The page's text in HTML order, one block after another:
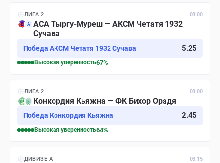
ЛИГА 2 08:00
А АСА Тыргу-Муреш — АКСМ Четатя 1932
Сучава
Победа АКСМ Четатя 1932 Сучава 5.25
Высокая уверенность67%
ЛИГА 2 08:00
Конкордия Кьяжна — ФК Бихор Орадя
Победа Конкордия Кьяжна 2.45
Высокая уверенность64%
ДИВИЗЕ A 08:15